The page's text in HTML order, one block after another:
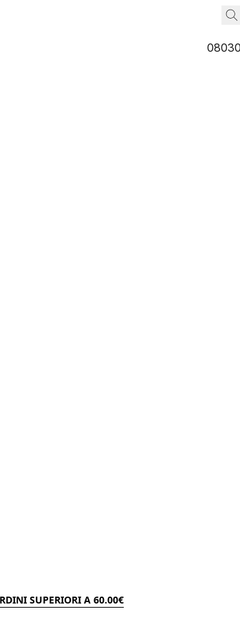
SUPERIORI A 60.00€